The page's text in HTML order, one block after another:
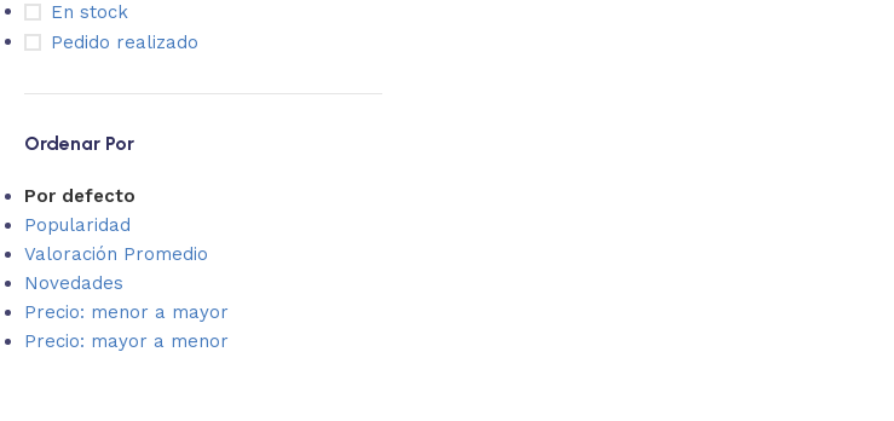
En stock
Pedido realizado
Ordenar Por
Por defecto
Popularidad
Valoración Promedio
Novedades
Precio: menor a mayor
Precio: mayor a menor